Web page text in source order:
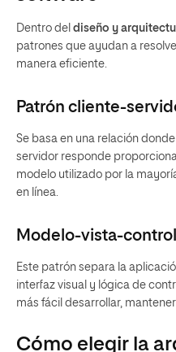
Dentro del diseño y
patrones que ayudan a
manera eficiente.
Patrón cliente-
Se basa en una relación
servidor responde
modelo utilizado por la
en línea.
Modelo-vista-
Este patrón separa la
interfaz visual y lógica de
más fácil desarrollar,
Cómo elegir la